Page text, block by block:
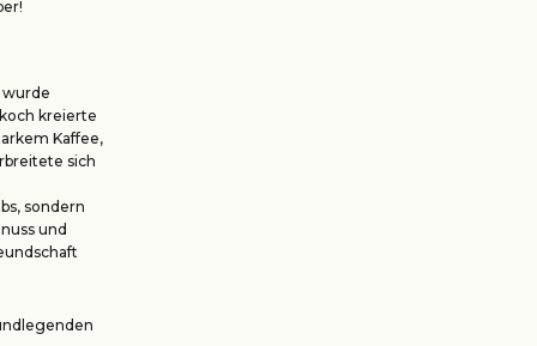
wurde
kreierte
Kaffee,
sich
sondern
und